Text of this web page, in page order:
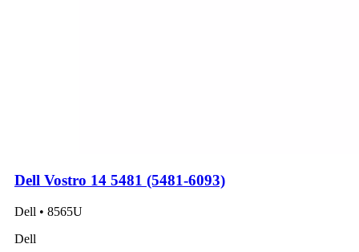
Dell Vostro 14 5481 (5481-6093)
Dell • 8565U
Dell